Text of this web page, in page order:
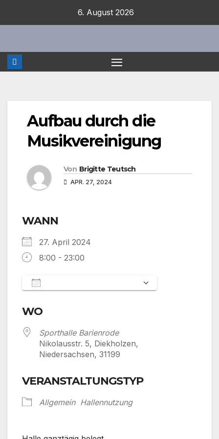
6. August 2026
Aufbau durch die
Musikvereinigung
Von Brigitte Teutsch
APR. 27, 2024
WANN
27. April 2024
8:00 - 23:00
WO
Sporthalle Barienrode
Nikolausstr. 5, Diekholzen,
Niedersachsen, 31199
VERANSTALTUNGSTYP
Allgemein Hallennutzung